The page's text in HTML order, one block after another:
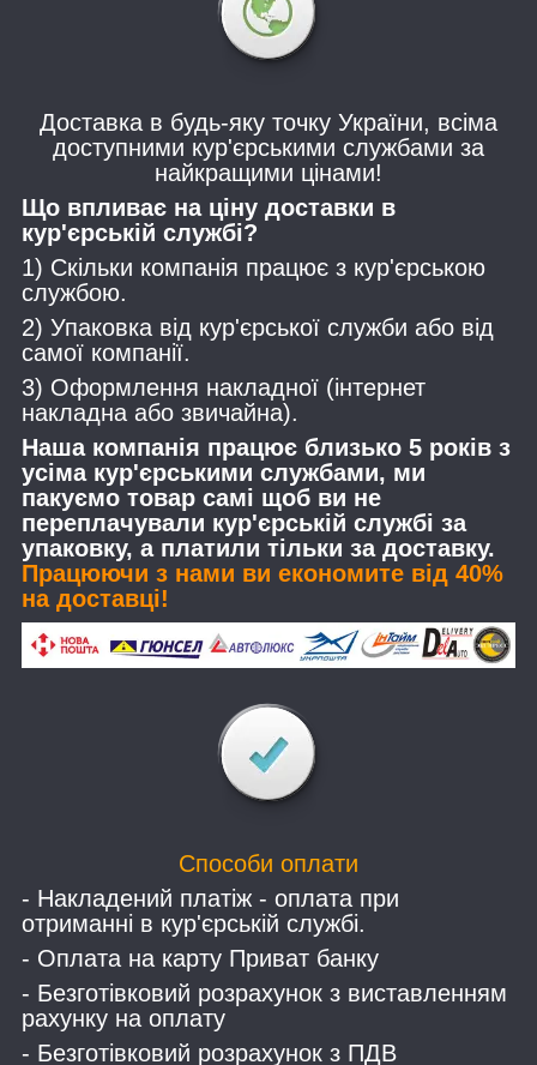
Доставка в будь-яку точку України, всіма
доступними кур'єрськими службами за
найкращими цінами!
Що впливає на ціну доставки в
кур'єрській службі?
1) Скільки компанія працює з кур'єрською
службою.
2) Упаковка від кур'єрської служби або від
самої компанії.
3) Оформлення накладної (інтернет
накладна або звичайна).
Наша компанія працює близько 5 років з
усіма кур'єрськими службами, ми
пакуємо товар самі щоб ви не
переплачували кур'єрській службі за
упаковку, а платили тільки за доставку.
Працюючи з нами ви економите від 40%
на доставці!
Способи оплати
- Накладений платіж - оплата при
отриманні в кур'єрській службі.
- Оплата на карту Приват банку
- Безготівковий розрахунок з виставленням
рахунку на оплату
- Безготівковий розрахунок з ПДВ